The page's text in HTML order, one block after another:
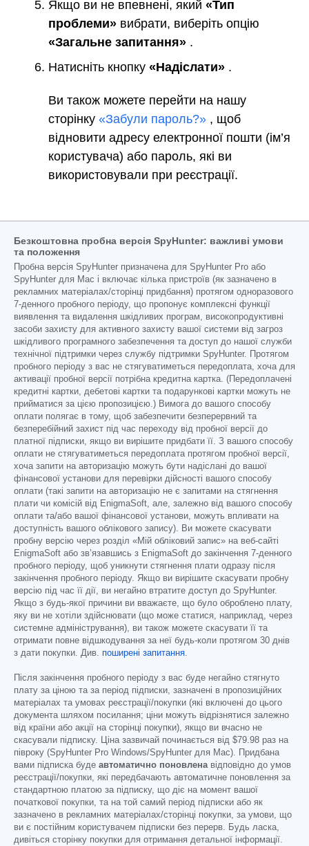
Якщо ви не впевнені, який «Тип
проблеми» вибрати, виберіть опцію
«Загальне запитання» .
Натисніть кнопку «Надіслати» .
Ви також можете перейти на нашу
сторінку «Забули пароль?» , щоб
відновити адресу електронної пошти (ім’я
користувача) або пароль, які ви
використовували при реєстрації.
Безкоштовна пробна версія SpyHunter: важливі умови
та положення
Пробна версія SpyHunter призначена для SpyHunter Pro або
SpyHunter для Mac і включає кілька пристроїв (як зазначено в
рекламних матеріалах/сторінці придбання) протягом одноразового
7-денного пробного періоду, що пропонує комплексні функції
виявлення та видалення шкідливих програм, високопродуктивні
засоби захисту для активного захисту вашої системи від загроз
шкідливого програмного забезпечення та доступ до нашої служби
технічної підтримки через службу підтримки SpyHunter. Протягом
пробного періоду з вас не стягуватиметься передоплата, хоча для
активації пробної версії потрібна кредитна картка. (Передоплачені
кредитні картки, дебетові картки та подарункові картки можуть не
прийматися за цією пропозицією.) Вимога до вашого способу
оплати полягає в тому, щоб забезпечити безперервний та
безперебійний захист під час переходу від пробної версії до
платної підписки, якщо ви вирішите придбати її. З вашого способу
оплати не стягуватиметься передоплата протягом пробної версії,
хоча запити на авторизацію можуть бути надіслані до вашої
фінансової установи для перевірки дійсності вашого способу
оплати (такі запити на авторизацію не є запитами на стягнення
плати чи комісій від EnigmaSoft, але, залежно від вашого способу
оплати та/або вашої фінансової установи, можуть впливати на
доступність вашого облікового запису). Ви можете скасувати
пробну версію через розділ «Мій обліковий запис» на веб-сайті
EnigmaSoft або зв’язавшись з EnigmaSoft до закінчення 7-денного
пробного періоду, щоб уникнути стягнення плати одразу після
закінчення пробного періоду. Якщо ви вирішите скасувати пробну
версію під час її дії, ви негайно втратите доступ до SpyHunter.
Якщо з будь-якої причини ви вважаєте, що було оброблено плату,
яку ви не хотіли здійснювати (що може статися, наприклад, через
системне адміністрування), ви також можете скасувати її та
отримати повне відшкодування за неї будь-коли протягом 30 днів
з дати покупки. Див. поширені запитання
Після закінчення пробного періоду з вас буде негайно стягнуто
плату за ціною та за період підписки, зазначені в пропозиційних
матеріалах та умовах реєстрації/покупки (які включені до цього
документа шляхом посилання; ціни можуть відрізнятися залежно
від країни або акції на сторінці покупки), якщо ви вчасно не
скасували підписку. Ціна зазвичай починається від $79.98 раз на
півроку (SpyHunter Pro Windows/SpyHunter для Mac). Придбана
вами підписка буде автоматично поновлена відповідно до умов
реєстрації/покупки, які передбачають автоматичне поновлення за
стандартною платою за підписку, що діє на момент вашої
початкової покупки, та на той самий період підписки або як
зазначено в рекламних матеріалах/сторінці покупки, за умови, що
ви є постійним користувачем підписки без перерв. Будь ласка,
дивіться сторінку покупки для отримання детальної інформації.